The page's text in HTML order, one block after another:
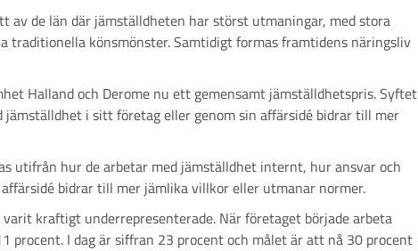
av de län där jämställdheten har störst utmaningar, med stora
traditionella könsmönster. Samtidigt formas framtidens näringsliv
Halland och Derome nu ett gemensamt jämställdhetspris. Syftet
i sitt företag eller genom sin affärsidé bidrar till mer
utifrån hur de arbetar med jämställdhet internt, hur ansvar och
bidrar till mer jämlika villkor eller utmanar normer.
kraftigt underrepresenterade. När företaget började arbeta
procent. I dag är siffran 23 procent och målet är att nå 30 procent